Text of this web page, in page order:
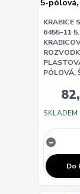
KRABICE
6455-11
PÓLOVÁ,
SKLADEM
Do